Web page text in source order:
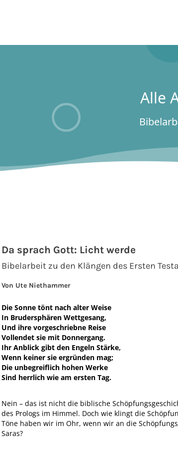
Alle
Da sprach Gott: Licht werde
Bibelarbeit zu den Klängen des Ersten
Von Ute Niethammer
Die Sonne tönt nach alter Weise
In Brudersphären Wettgesang,
Und ihre vorgeschriebne Reise
Vollendet sie mit Donnergang.
Ihr Anblick gibt den Engeln Stärke,
Wenn keiner sie ergründen mag;
Die unbegreiflich hohen Werke
Sind herrlich wie am ersten Tag.
Nein – das ist nicht die biblische
des Prologs im Himmel. Doch wie klingt die
Töne haben wir im Ohr, wenn wir an die
Saras?